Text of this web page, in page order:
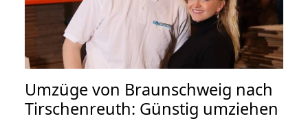
Umzüge von Braunschweig nach
Tirschenreuth: Günstig umziehen